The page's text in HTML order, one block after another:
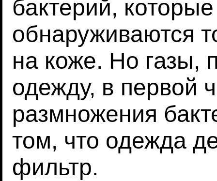
бактерий,
обнаруживаются
на коже. Но газы,
одежду, в первой
размножения
том, что одежда
фильтр.